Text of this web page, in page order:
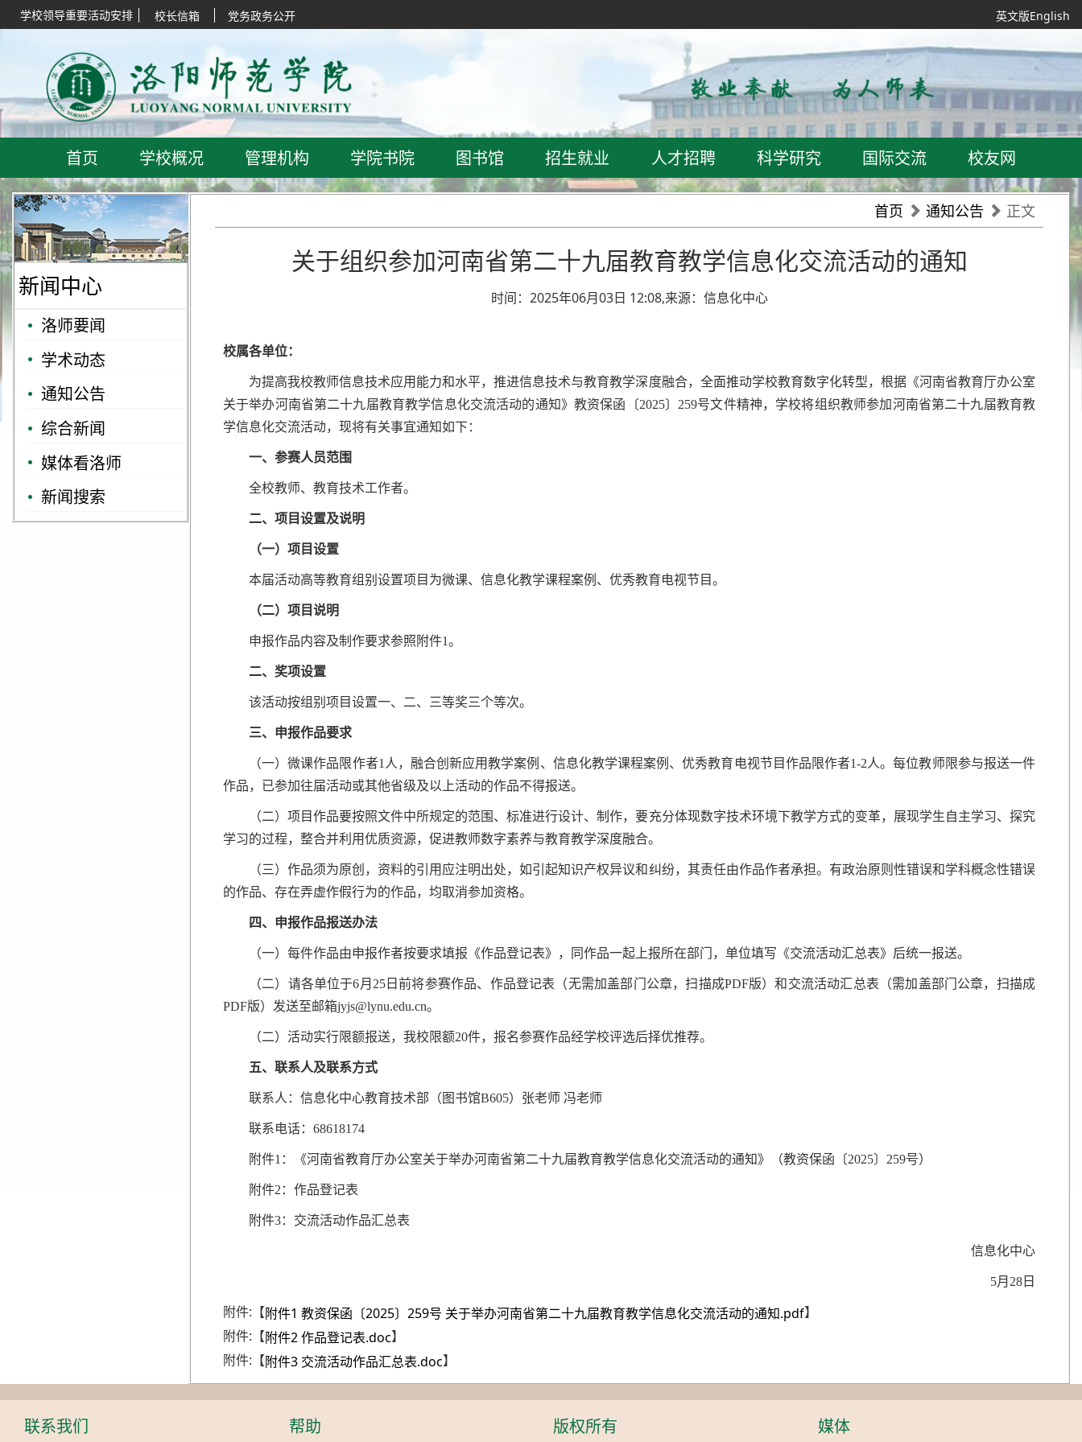
学校领导重要活动安排 校长信箱 党务政务公开 英文版English
首页 学校概况 管理机构 学院书院 图书馆 招生就业 人才招聘 科学研究 国际交流 校友网
新闻中心
洛师要闻
学术动态
通知公告
综合新闻
媒体看洛师
新闻搜索
首页 通知公告 正文
关于组织参加河南省第二十九届教育教学信息化交流活动的通知
时间：2025年06月03日 12:08,来源：信息化中心
校属各单位：
为提高我校教师信息技术应用能力和水平，推进信息技术与教育教学深度融合，全面推动学校教育数字化转型，根据《河南省教育厅办公室
关于举办河南省第二十九届教育教学信息化交流活动的通知》教资保函〔2025〕259号文件精神，学校将组织教师参加河南省第二十九届教育教
学信息化交流活动，现将有关事宜通知如下：
一、参赛人员范围
全校教师、教育技术工作者。
二、项目设置及说明
（一）项目设置
本届活动高等教育组别设置项目为微课、信息化教学课程案例、优秀教育电视节目。
（二）项目说明
申报作品内容及制作要求参照附件1。
二、奖项设置
该活动按组别项目设置一、二、三等奖三个等次。
三、申报作品要求
（一）微课作品限作者1人，融合创新应用教学案例、信息化教学课程案例、优秀教育电视节目作品限作者1-2人。每位教师限参与报送一件
作品，已参加往届活动或其他省级及以上活动的作品不得报送。
（二）项目作品要按照文件中所规定的范围、标准进行设计、制作，要充分体现数字技术环境下教学方式的变革，展现学生自主学习、探究
学习的过程，整合并利用优质资源，促进教师数字素养与教育教学深度融合。
（三）作品须为原创，资料的引用应注明出处，如引起知识产权异议和纠纷，其责任由作品作者承担。有政治原则性错误和学科概念性错误
的作品、存在弄虚作假行为的作品，均取消参加资格。
四、申报作品报送办法
（一）每件作品由申报作者按要求填报《作品登记表》，同作品一起上报所在部门，单位填写《交流活动汇总表》后统一报送。
（二）请各单位于6月25日前将参赛作品、作品登记表（无需加盖部门公章，扫描成PDF版）和交流活动汇总表（需加盖部门公章，扫描成
PDF版）发送至邮箱jyjs@lynu.edu.cn。
（二）活动实行限额报送，我校限额20件，报名参赛作品经学校评选后择优推荐。
五、联系人及联系方式
联系人：信息化中心教育技术部（图书馆B605）张老师 冯老师
联系电话：68618174
附件1：《河南省教育厅办公室关于举办河南省第二十九届教育教学信息化交流活动的通知》（教资保函〔2025〕259号）
附件2：作品登记表
附件3：交流活动作品汇总表
信息化中心
5月28日
附件:【附件1 教资保函〔2025〕259号 关于举办河南省第二十九届教育教学信息化交流活动的通知.pdf】
附件:【附件2 作品登记表.doc】
附件:【附件3 交流活动作品汇总表.doc】
联系我们 帮助 版权所有 媒体